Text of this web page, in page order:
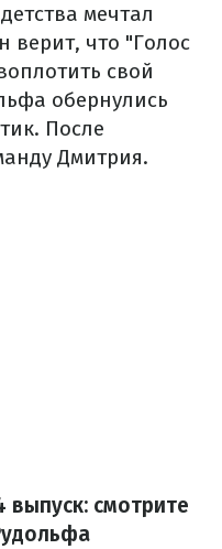
мечтал
верит, что "Голос
свой
обернулись
После
Дмитрия.
выпуск: смотрите